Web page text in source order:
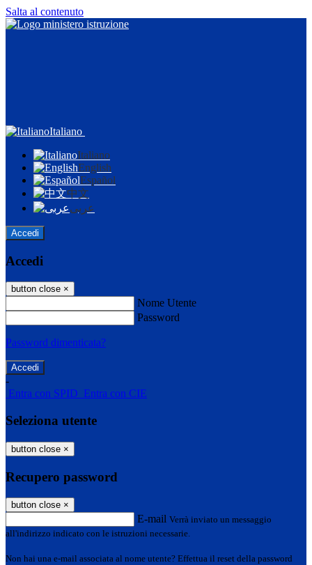
Salta al contenuto
Italiano
Italiano
English
Español
中文
عربى
Accedi
Accedi
button close ×
Nome Utente
Password
Password dimenticata?
-
Entra con SPID Entra con CIE
Seleziona utente
button close ×
Recupero password
button close ×
E-mail Verrà inviato un messaggio
all'indirizzo indicato con le istruzioni necessarie.
Non hai una e-mail associata al nome utente? Effettua il reset della password